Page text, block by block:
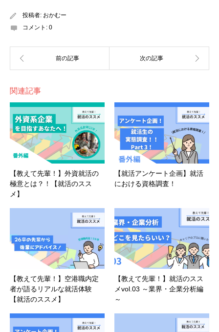
投稿者: おかむー
コメント: 0
関連記事
【教えて先輩！】外資就活の
極意とは？！【就活のスス
メ】
【就活アンケート企画】就活
における資格調査！
【教えて先輩！】空港職内定
者が語るリアルな就活体験
【就活のススメ】
【教えて先輩！】就活のスス
メvol.03 ～業界・企業分析編
～